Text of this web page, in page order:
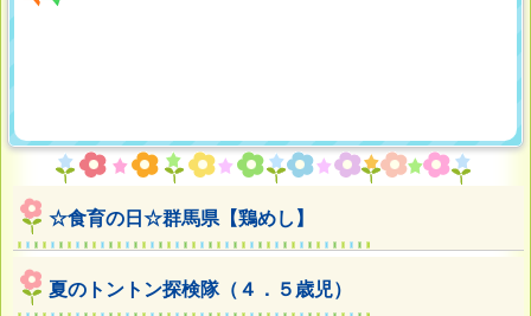
☆食育の日☆群馬県【鶏めし】
夏のトントン探検隊（４．５歳児）